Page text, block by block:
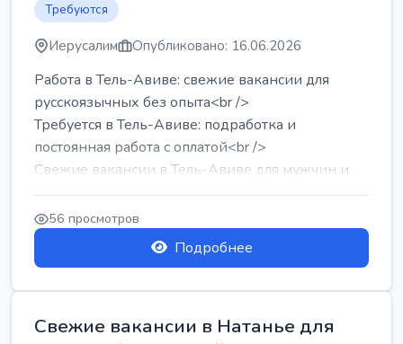
Требуются
Иерусалим Опубликовано: 16.06.2026
Работа в Тель-Авиве: свежие вакансии для
русскоязычных без опыта<br />
Требуется в Тель-Авиве: подработка и
постоянная работа с оплатой<br />
Свежие вакансии в Тель-Авиве для мужчин и
женщин от хозя...
56 просмотров
Подробнее
Свежие вакансии в Натанье для